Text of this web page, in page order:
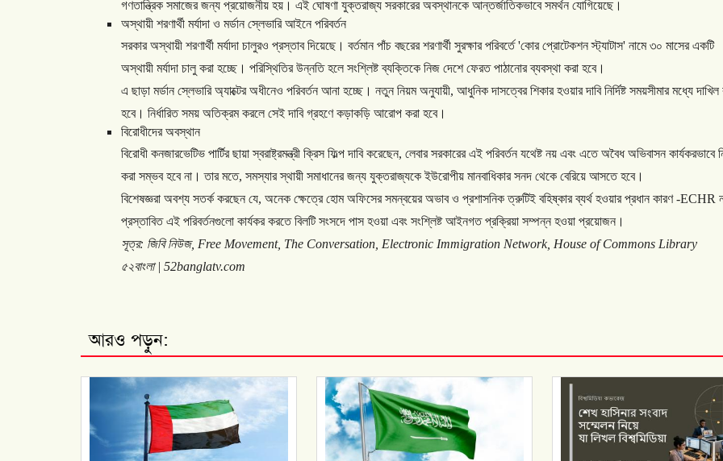
গণতান্ত্রিক সমাজের জন্য প্রয়োজনীয় হয়। এই ঘোষণা যুক্তরাজ্য সরকারের অবস্থানকে আন্তর্জাতিকভাবে সমর্থন যোগিয়েছে।
অস্থায়ী শরণার্থী মর্যাদা ও মর্ডান স্লেভারি আইনে পরিবর্তন
সরকার অস্থায়ী শরণার্থী মর্যাদা চালুরও প্রস্তাব দিয়েছে। বর্তমান পাঁচ বছরের শরণার্থী সুরক্ষার পরিবর্তে'কোর প্রোটেকশন স্ট্যাটাস' নামে ৩০ মাসের একটি
অস্থায়ী মর্যাদা চালু করা হচ্ছে। পরিস্থিতির উন্নতি হলে সংশ্লিষ্ট ব্যক্তিকে নিজ দেশে ফেরত পাঠানোর ব্যবস্থা করা হবে।
এ ছাড়া মর্ডান স্লেভারি অ্যাক্টের অধীনেও পরিবর্তন আনা হচ্ছে। নতুন নিয়ম অনুযায়ী, আধুনিক দাসত্বের শিকার হওয়ার দাবি নির্দিষ্ট সময়সীমার মধ্যে দাখিল
হবে। নির্ধারিত সময় অতিক্রম করলে সেই দাবি গ্রহণে কড়াকড়ি আরোপ করা হবে।
বিরোধীদের অবস্থান
বিরোধী কনজারভেটিভ পার্টির ছায়া স্বরাষ্ট্রমন্ত্রী ক্রিস ফিল্প দাবি করেছেন, লেবার সরকারের এই পরিবর্তন যথেষ্ট নয় এবং এতে অবৈধ অভিবাসন কার্যকরভাবে
করা সম্ভব হবে না। তার মতে, সমস্যার স্থায়ী সমাধানের জন্য যুক্তরাজ্যকে ইউরোপীয় মানবাধিকার সনদ থেকে বেরিয়ে আসতে হবে।
বিশেষজ্ঞরা অবশ্য সতর্ক করছেন যে, অনেক ক্ষেত্রে হোম অফিসের সমন্বয়ের অভাব ও প্রশাসনিক ত্রুটিই বহিষ্কার ব্যর্থ হওয়ার প্রধান কারণ-ECHR
প্রস্তাবিত এই পরিবর্তনগুলো কার্যকর করতে বিলটি সংসদে পাস হওয়া এবং সংশ্লিষ্ট আইনগত প্রক্রিয়া সম্পন্ন হওয়া প্রয়োজন।
সূত্র: জিবি নিউজ, Free Movement, The Conversation, Electronic Immigration Network, House of Commons Library
৫২বাংলা| 52banglatv.com
আরও পড়ুন: